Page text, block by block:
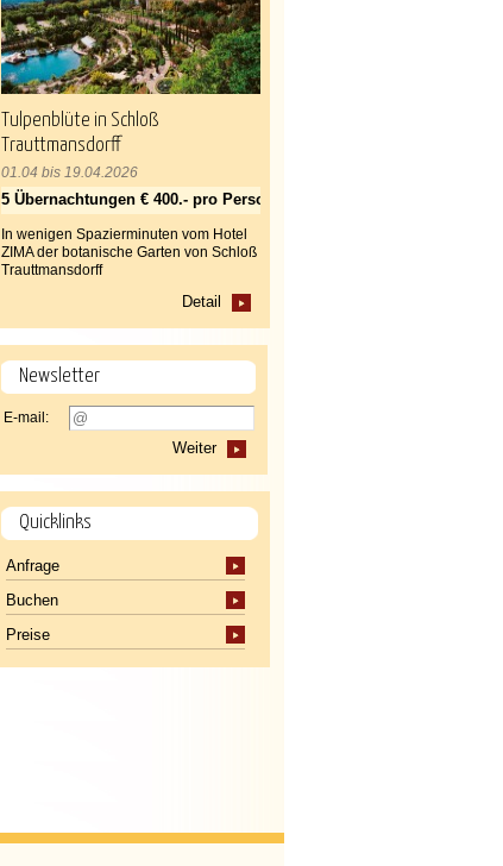
Tulpenblüte in Schloß
Trauttmansdorff
01.04 bis 19.04.2026
5 Übernachtungen € 400.- pro Person
In wenigen Spazierminuten vom Hotel
ZIMA der botanische Garten von Schloß
Trauttmansdorff
Detail
Newsletter
E-mail:
Weiter
Quicklinks
Anfrage
Buchen
Preise